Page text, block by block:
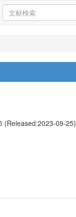
(Released:2023-09-25)